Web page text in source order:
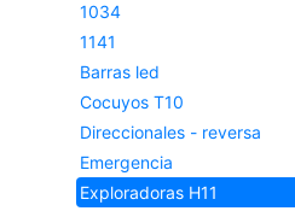
1034
1141
Barras led
Cocuyos T10
Direccionales - reversa
Emergencia
Exploradoras H11